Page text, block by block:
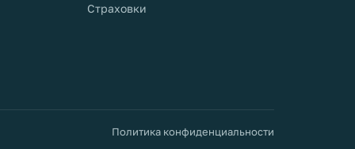
Страховки
Политика конфиденциальности